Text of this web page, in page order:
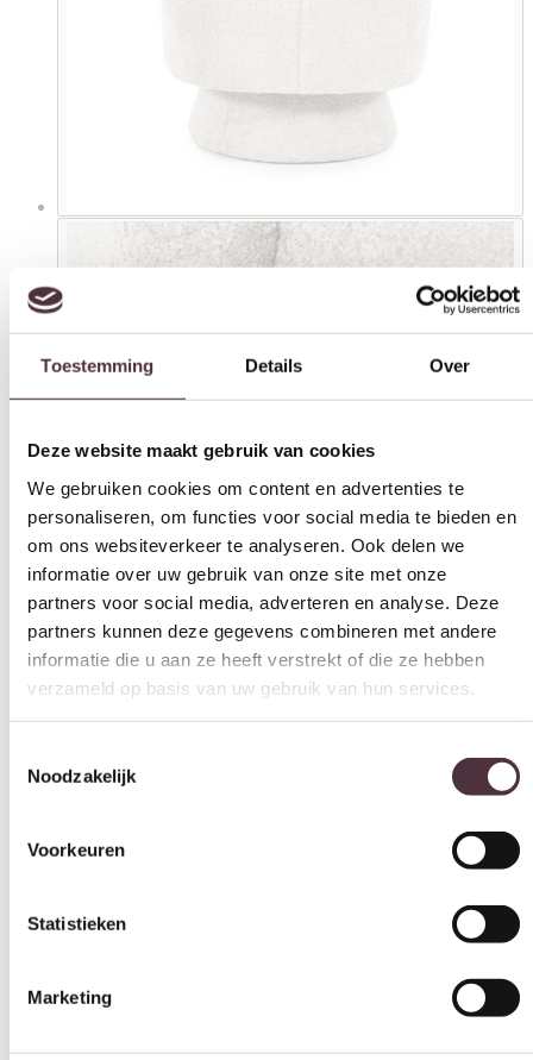
We gebruiken cookies om content en advertenties te
personaliseren, om functies voor social media te bieden en
om ons websiteverkeer te analyseren. Ook delen we
informatie over uw gebruik van onze site met onze
partners voor social media, adverteren en analyse. Deze
partners kunnen deze gegevens combineren met andere
informatie die u aan ze heeft verstrekt of die ze hebben
verzameld op basis van uw gebruik van hun services.
Toestemmingsselectie